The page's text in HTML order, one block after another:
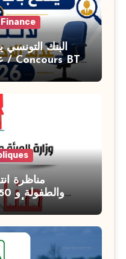
البنك التونسي
بوزارة
السن آخر أجل للتسجيل : 27